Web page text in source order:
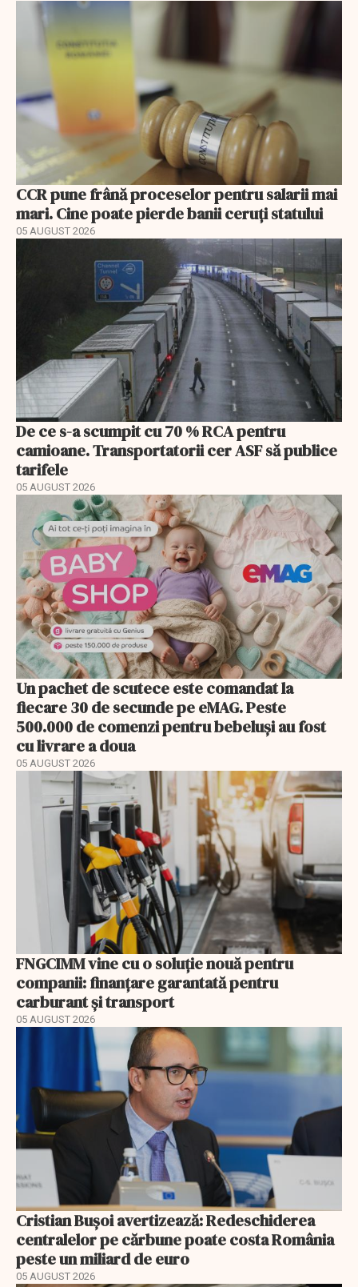
CCR pune frână proceselor pentru salarii mai
mari. Cine poate pierde banii ceruți statului
05 AUGUST 2026
De ce s-a scumpit cu 70 % RCA pentru
camioane. Transportatorii cer ASF să publice
tarifele
05 AUGUST 2026
Un pachet de scutece este comandat la
fiecare 30 de secunde pe eMAG. Peste
500.000 de comenzi pentru bebeluși au fost
cu livrare a doua
05 AUGUST 2026
FNGCIMM vine cu o soluție nouă pentru
companii: finanțare garantată pentru
carburant și transport
05 AUGUST 2026
Cristian Bușoi avertizează: Redeschiderea
centralelor pe cărbune poate costa România
peste un miliard de euro
05 AUGUST 2026